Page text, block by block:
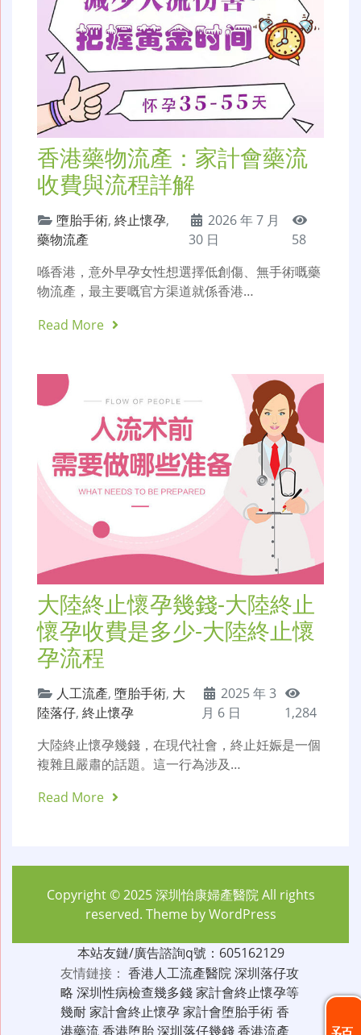
香港藥物流產：家計會藥流
收費與流程詳解
墮胎手術, 終止懷孕,
藥物流產
2026 年 7 月
30 日
58
喺香港，意外早孕女性想選擇低創傷、無手術嘅藥
物流產，最主要嘅官方渠道就係香港…
Read More
大陸終止懷孕幾錢-大陸終止
懷孕收費是多少-大陸終止懷
孕流程
人工流產, 墮胎手術, 大
陸落仔, 終止懷孕
2025 年 3
月 6 日
1,284
大陸終止懷孕幾錢，在現代社會，終止妊娠是一個
複雜且嚴肅的話題。這一行為涉及…
Read More
Copyright © 2025深圳怡康婦產醫院All rights
reserved. Theme byWordPress
本站友鏈/廣告諮詢q號：605162129
友情鏈接： 香港人工流產醫院深圳落仔攻
略 深圳性病檢查幾多錢家計會終止懷孕等
幾耐家計會終止懷孕家計會堕胎手術香
港藥流香港堕胎深圳落仔幾錢香港流產